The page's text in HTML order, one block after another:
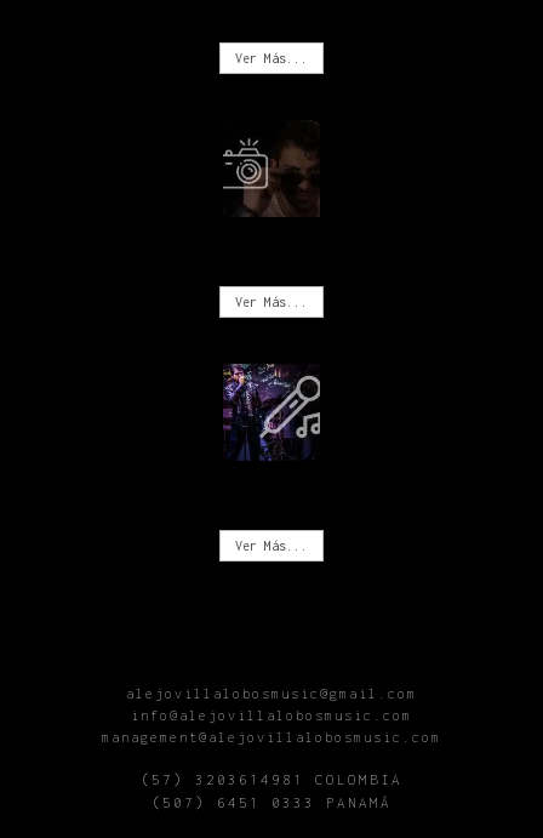
Ver Más...
Ver Más...
Ver Más...
alejovillalobosmusic@gmail.com
info@alejovillalobosmusic.com
management@alejovillalobosmusic.com
(57) 3203614981 COLOMBIA
(507) 6451 0333 PANAMÁ